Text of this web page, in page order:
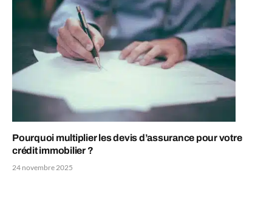
Pourquoi multiplier les devis d’assurance pour votre
crédit immobilier ?
24 novembre 2025